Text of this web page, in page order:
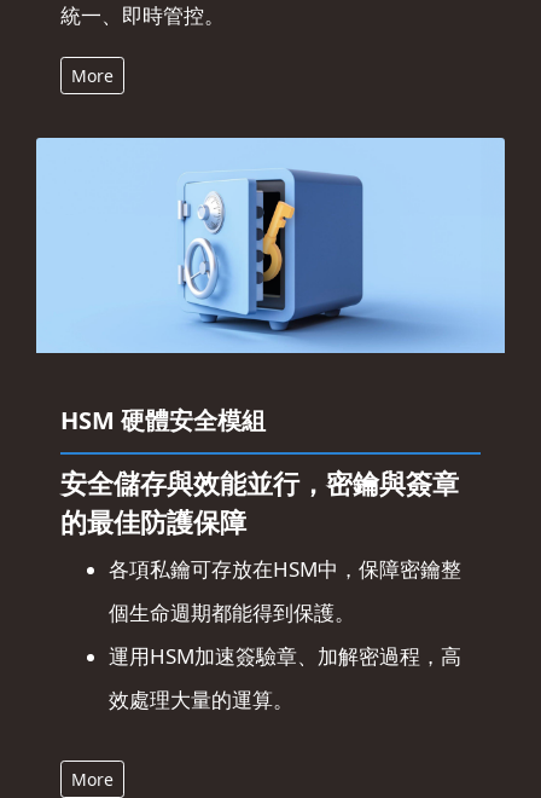
統一、即時管控。
More
HSM 硬體安全模組
安全儲存與效能並行，密鑰與簽章
的最佳防護保障
各項私鑰可存放在HSM中，保障密鑰整
個生命週期都能得到保護。
運用HSM加速簽驗章、加解密過程，高
效處理大量的運算。
More